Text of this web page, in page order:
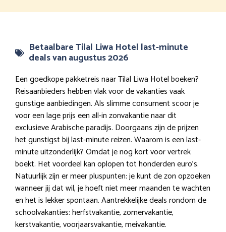
Betaalbare Tilal Liwa Hotel last-minute
deals van augustus 2026
Een goedkope pakketreis naar Tilal Liwa Hotel boeken?
Reisaanbieders hebben vlak voor de vakanties vaak
gunstige aanbiedingen. Als slimme consument scoor je
voor een lage prijs een all-in zonvakantie naar dit
exclusieve Arabische paradijs. Doorgaans zijn de prijzen
het gunstigst bij last-minute reizen. Waarom is een last-
minute uitzonderlijk? Omdat je nog kort voor vertrek
boekt. Het voordeel kan oplopen tot honderden euro’s.
Natuurlijk zijn er meer pluspunten: je kunt de zon opzoeken
wanneer jij dat wil, je hoeft niet meer maanden te wachten
en het is lekker spontaan. Aantrekkelijke deals rondom de
schoolvakanties: herfstvakantie, zomervakantie,
kerstvakantie, voorjaarsvakantie, meivakantie.